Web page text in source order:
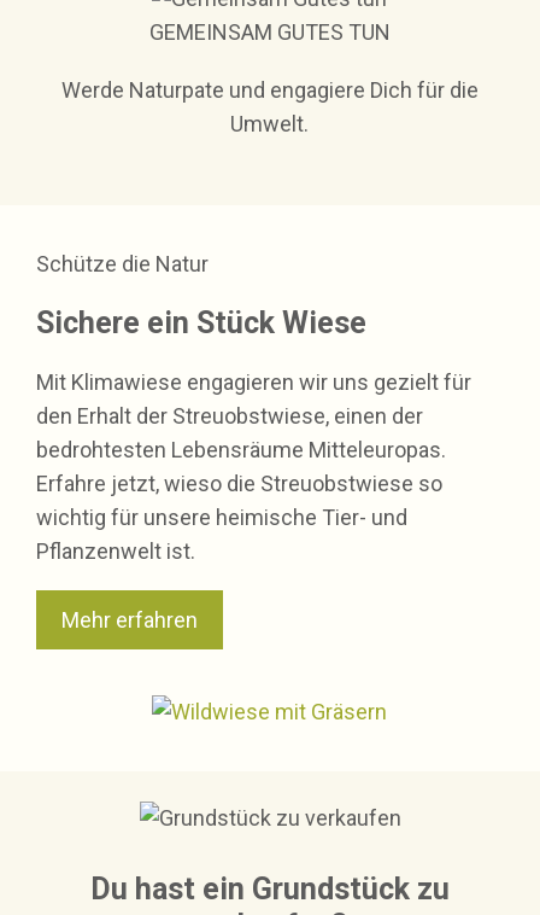
GEMEINSAM GUTES TUN
Werde Naturpate und engagiere Dich für die
Umwelt.
Schütze die Natur
Sichere ein Stück Wiese
Mit Klimawiese engagieren wir uns gezielt für
den Erhalt der Streuobstwiese, einen der
bedrohtesten Lebensräume Mitteleuropas.
Erfahre jetzt, wieso die Streuobstwiese so
wichtig für unsere heimische Tier- und
Pflanzenwelt ist.
Mehr erfahren
Du hast ein Grundstück zu